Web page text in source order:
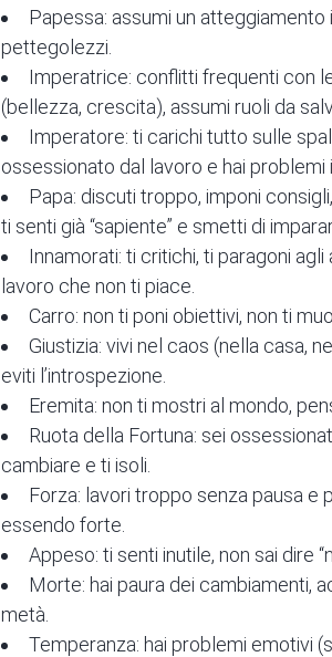
Papessa: assumi un
pettegolezzi.
Imperatrice: conflitti frequenti con
(bellezza, crescita), assumi ruoli da
Imperatore: ti carichi tutto sulle
ossessionato dal lavoro e hai problemi
Papa: discuti troppo, imponi
ti senti già “sapiente” e smetti di
Innamorati: ti critichi, ti paragoni agli
lavoro che non ti piace.
Carro: non ti poni obiettivi, non ti
Giustizia: vivi nel caos (nella casa,
eviti l’introspezione.
Eremita: non ti mostri al mondo,
Ruota della Fortuna: sei
cambiare e ti isoli.
Forza: lavori troppo senza pausa e
essendo forte.
Appeso: ti senti inutile, non sai dire
Morte: hai paura dei cambiamenti,
metà.
Temperanza: hai problemi emotivi